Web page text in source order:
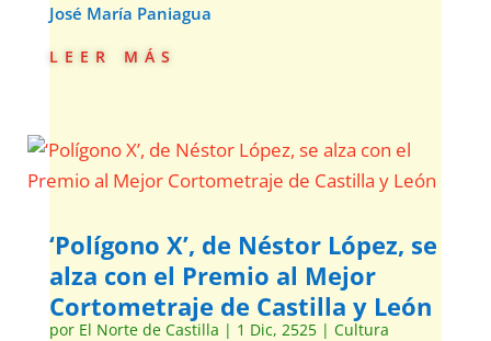
José María Paniagua
leer más
‘Polígono X’, de Néstor López, se
alza con el Premio al Mejor
Cortometraje de Castilla y León
por El Norte de Castilla | 1 Dic, 2525| Cultura